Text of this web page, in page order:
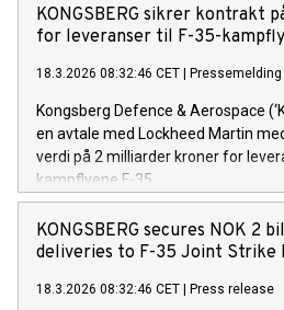
KONGSBERG sikrer kontrakt
for leveranser til F-35-
18.3.2026 08:32:46 CET | Pressemelding
Kongsberg Defence & Aerospace
en avtale med Lockheed Martin
verdi på 2 milliarder kroner for
kampflyene F-35.
KONGSBERG secures NOK 2
deliveries to F-35 Joint Strike
18.3.2026 08:32:46 CET | Press release